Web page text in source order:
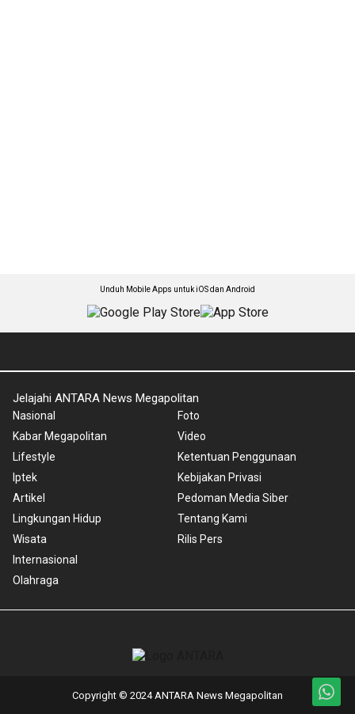
Unduh Mobile Apps untuk iOS dan Android
Jelajahi ANTARA News Megapolitan
Nasional
Kabar Megapolitan
Lifestyle
Iptek
Artikel
Lingkungan Hidup
Wisata
Internasional
Olahraga
Foto
Video
Ketentuan Penggunaan
Kebijakan Privasi
Pedoman Media Siber
Tentang Kami
Rilis Pers
Copyright © 2024 ANTARA News Megapolitan